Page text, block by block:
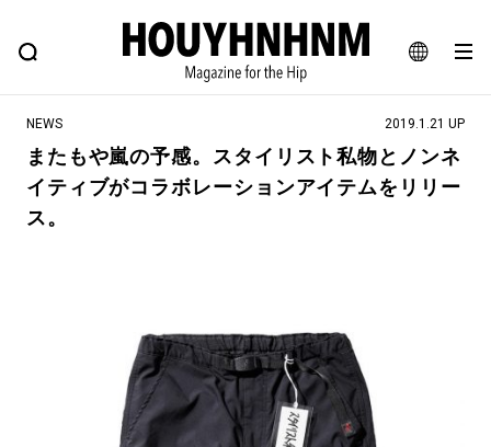
JA
EN
FEATURE BLOG SNAP
ヒップなファッション、カルチャー、ライフスタイルWEBマガジン
#路地裏てぃーん。 #MONTHLY JOURNAL
#GH 銘品の所以 #フイナムのYouTube
#Commune H #FOCUS IT #AH.H
NEWS 2019.1.21 UP
またもや嵐の予感。スタイリスト私物とノンネ
イティブがコラボレーションアイテムをリリー
ス。